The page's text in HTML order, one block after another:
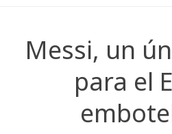
Messi, un
para el